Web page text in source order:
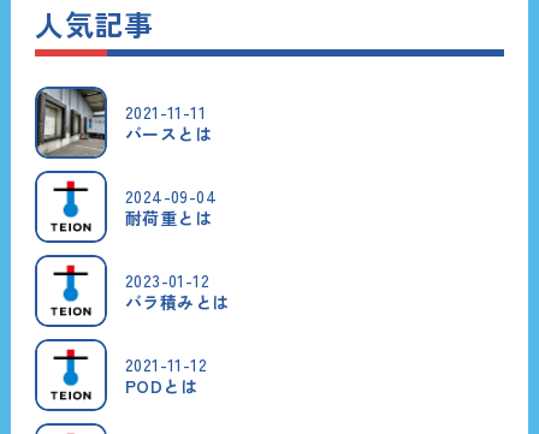
人気記事
2021-11-11
バースとは
2024-09-04
耐荷重とは
2023-01-12
バラ積みとは
2021-11-12
PODとは